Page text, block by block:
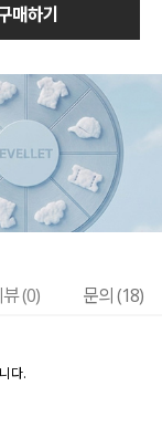
매하기
(0) 문의 (18)
다.